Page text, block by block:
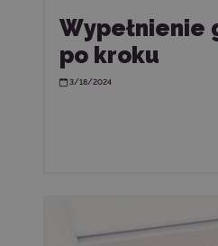
Wypełnienie
po kroku
3/18/2024